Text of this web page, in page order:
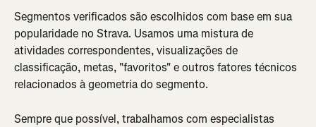
Segmentos verificados são escolhidos com base em sua
popularidade no Strava. Usamos uma mistura de
atividades correspondentes, visualizações de
classificação, metas, "favoritos" e outros fatores técnicos
relacionados à geometria do segmento.
Sempre que possível, trabalhamos com especialistas